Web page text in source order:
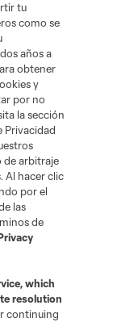
tu
como se
años a
obtener
y
por no
la sección
Privacidad
de arbitraje
Al hacer clic
por el
las
de
, which
resolution
continuing